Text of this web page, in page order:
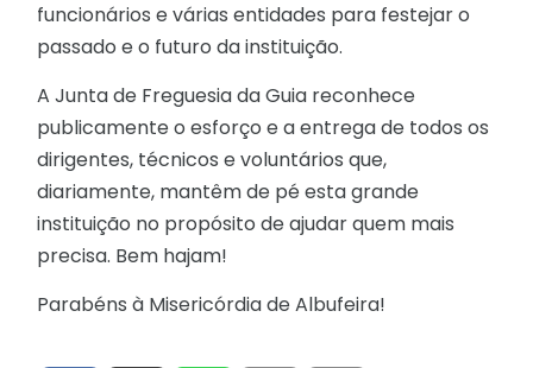
funcionários e várias entidades para festejar o
passado e o futuro da instituição.
A Junta de Freguesia da Guia reconhece
publicamente o esforço e a entrega de todos os
dirigentes, técnicos e voluntários que,
diariamente, mantêm de pé esta grande
instituição no propósito de ajudar quem mais
precisa. Bem hajam!
Parabéns à Misericórdia de Albufeira!